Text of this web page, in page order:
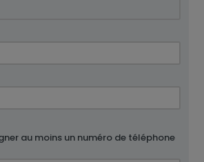
au moins un numéro de téléphone